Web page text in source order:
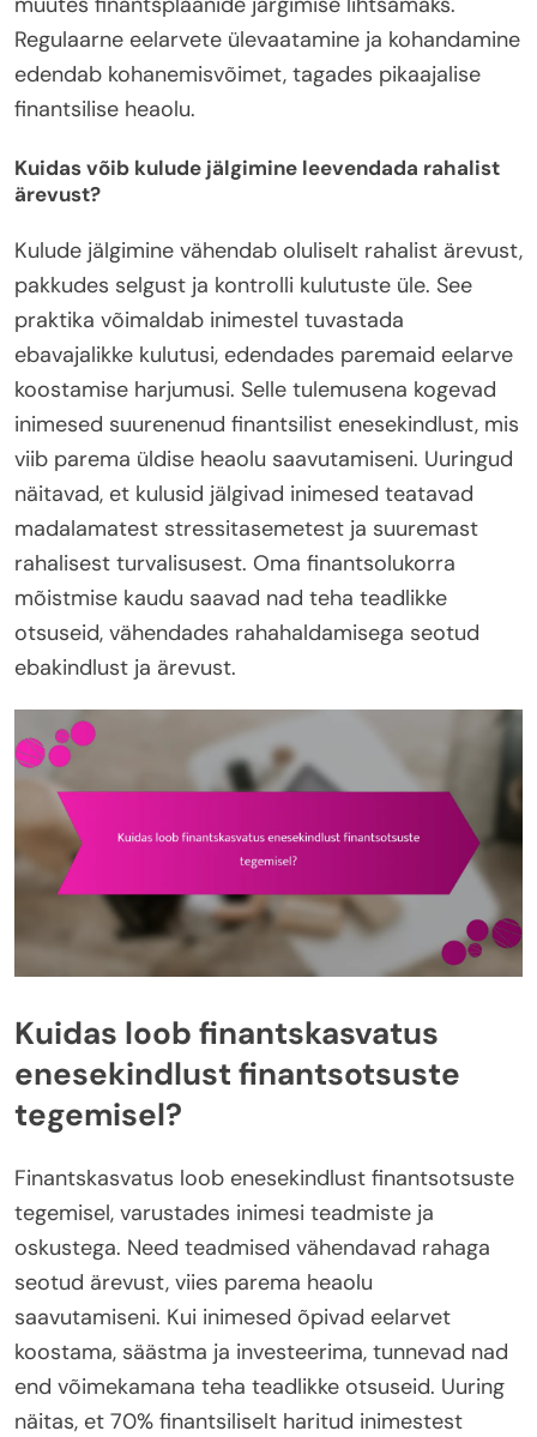
Regulaarne eelarvete ülevaatamine ja kohandamine
edendab kohanemisvõimet, tagades pikaajalise
finantsilise heaolu.
Kuidas võib kulude jälgimine leevendada rahalist
ärevust?
Kulude jälgimine vähendab oluliselt rahalist ärevust,
pakkudes selgust ja kontrolli kulutuste üle. See
praktika võimaldab inimestel tuvastada
ebavajalikke kulutusi, edendades paremaid eelarve
koostamise harjumusi. Selle tulemusena kogevad
inimesed suurenenud finantsilist enesekindlust, mis
viib parema üldise heaolu saavutamiseni. Uuringud
näitavad, et kulusid jälgivad inimesed teatavad
madalamatest stressitasemetest ja suuremast
rahalisest turvalisusest. Oma finantsolukorra
mõistmise kaudu saavad nad teha teadlikke
otsuseid, vähendades rahahaldamisega seotud
ebakindlust ja ärevust.
Kuidas loob finantskasvatus
enesekindlust finantsotsuste
tegemisel?
Finantskasvatus loob enesekindlust finantsotsuste
tegemisel, varustades inimesi teadmiste ja
oskustega. Need teadmised vähendavad rahaga
seotud ärevust, viies parema heaolu
saavutamiseni. Kui inimesed õpivad eelarvet
koostama, säästma ja investeerima, tunnevad nad
end võimekamana teha teadlikke otsuseid. Uuring
näitas, et 70% finantsiliselt haritud inimestest